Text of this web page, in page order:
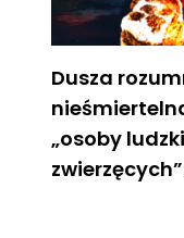
Dusza
„osoby